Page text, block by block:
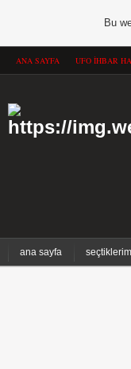
ANA SAYFA UFO İHBAR
ana sayfa seçtiklerim
Bu